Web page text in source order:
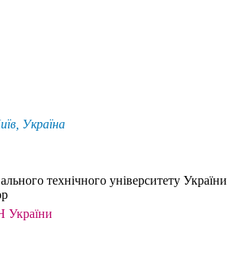
Україна
технічного університету України